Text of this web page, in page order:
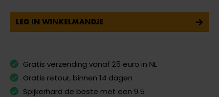
LEG IN WINKELMANDJE
Gratis verzending vanaf 25 euro in NL
Gratis retour, binnen 14 dagen
Spijkerhard de beste met een 9.5